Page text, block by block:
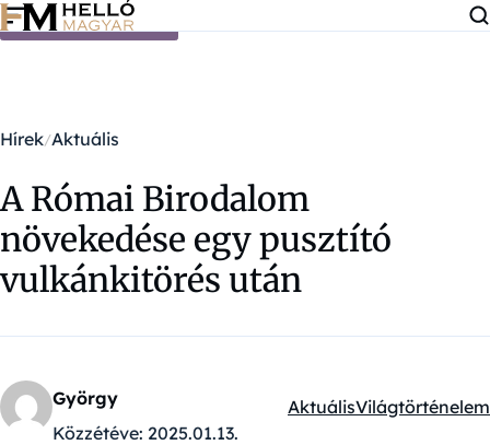
Ugrás a tartalomra
Hírek Aktuális
A Római Birodalom
növekedése egy pusztító
vulkánkitörés után
György
Közzétéve: 2025.01.13.
Kategóriák:
AktuálisVilágtörténelem